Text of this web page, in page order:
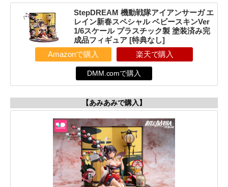
StepDREAM 機動戦隊アイアンサーガ エ
レイン新春スペシャル ベビースキンVer
1/6スケール プラスチック製 塗装済み完
成品フィギュア [特典なし]
Amazonで購入 楽天で購入
DMM.comで購入
【あみあみで購入】